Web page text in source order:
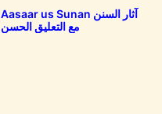
Aasaar us Sunan آثار السنن
مع التعلیق الحسن